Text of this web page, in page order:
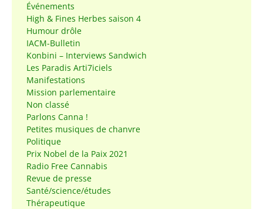
Événements
High & Fines Herbes saison 4
Humour drôle
IACM-Bulletin
Konbini – Interviews Sandwich
Les Paradis Arti7iciels
Manifestations
Mission parlementaire
Non classé
Parlons Canna !
Petites musiques de chanvre
Politique
Prix Nobel de la Paix 2021
Radio Free Cannabis
Revue de presse
Santé/science/études
Thérapeutique